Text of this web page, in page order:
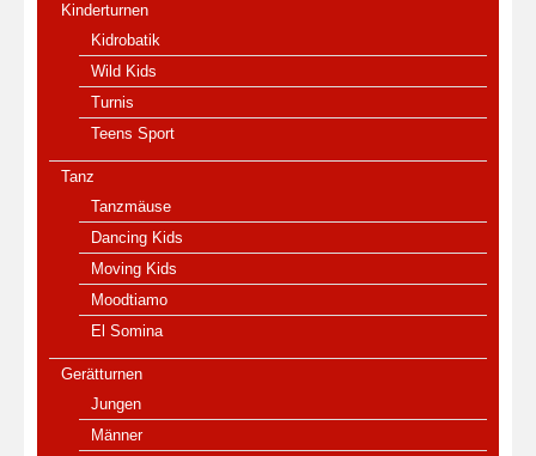
Kinderturnen
Kidrobatik
Wild Kids
Turnis
Teens Sport
Tanz
Tanzmäuse
Dancing Kids
Moving Kids
Moodtiamo
El Somina
Gerätturnen
Jungen
Männer